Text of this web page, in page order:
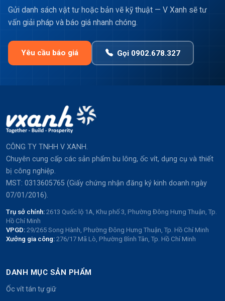
Gửi danh sách vật tư hoặc bản vẽ kỹ thuật — V Xanh sẽ tư
vấn giải pháp và báo giá nhanh chóng.
Yêu cầu báo giá Gọi 0902.678.327
CÔNG TY TNHH V XANH.
Chuyên cung cấp các sản phẩm bu lông, ốc vít, dụng cụ và thiết
bị công nghiệp.
MST: 0313605765 (Giấy chứng nhận đăng ký kinh doanh ngày
07/01/2016).
Trụ sở chính: 2613 Quốc lộ 1A, Khu phố 3, Phường Đông Hưng Thuận, Tp.
Hồ Chí Minh
VPGD: 29/265 Song Hành, Phường Đông Hưng Thuận, Tp. Hồ Chí Minh
Xưởng gia công: 276/17 Mã Lò, Phường Bình Tân, Tp. Hồ Chí Minh
DANH MỤC SẢN PHẨM
Ốc vít tán tự giữ